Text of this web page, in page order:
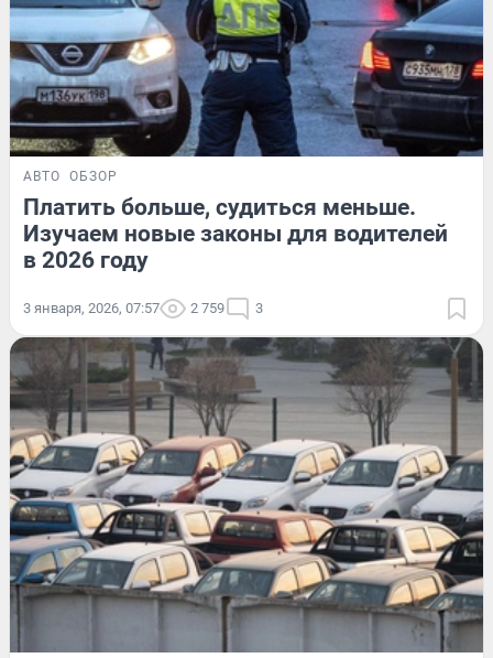
АВТО ОБЗОР
Платить больше, судиться меньше.
Изучаем новые законы для водителей
в 2026 году
3 января, 2026, 07:57 2 759 3